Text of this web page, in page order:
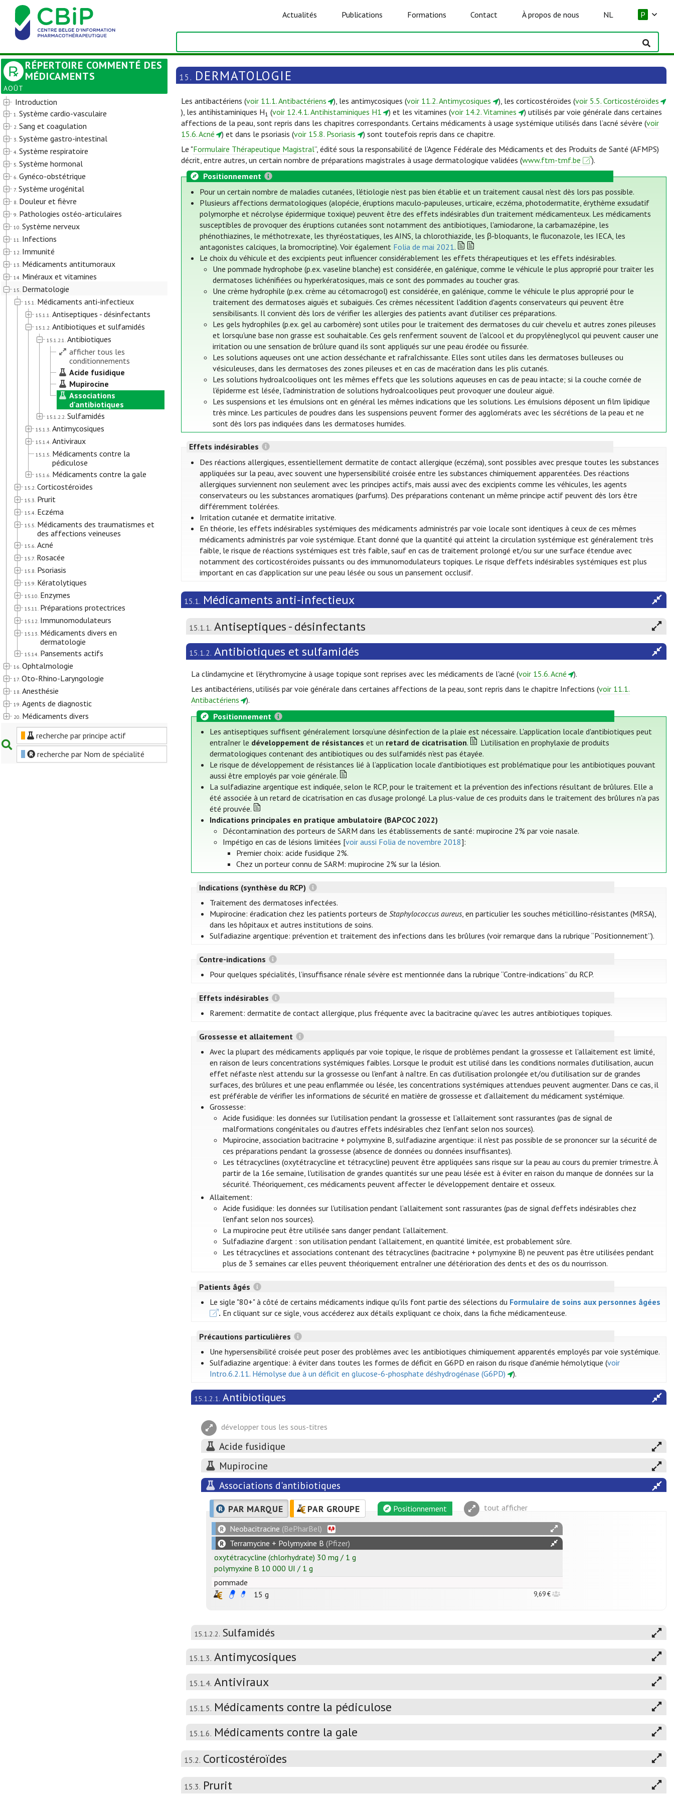
Actualités Publications Formations Contact À propos de nous NL P
RÉPERTOIRE COMMENTÉ DES
MÉDICAMENTS
AOÛT
Introduction
1. Système cardio-vasculaire
2. Sang et coagulation
3. Système gastro-intestinal
4. Système respiratoire
5. Système hormonal
6. Gynéco-obstétrique
7. Système urogénital
8. Douleur et fièvre
9. Pathologies ostéo-articulaires
10. Système nerveux
11. Infections
12. Immunité
13. Médicaments antitumoraux
14. Minéraux et vitamines
15. Dermatologie
15.1. Médicaments anti-infectieux
15.1.1. Antiseptiques - désinfectants
15.1.2. Antibiotiques et sulfamidés
15.1.2.1. Antibiotiques
afficher tous les
conditionnements
Acide fusidique
Mupirocine
Associations
d'antibiotiques
15.1.2.2. Sulfamidés
15.1.3. Antimycosiques
15.1.4. Antiviraux
15.1.5. Médicaments contre la
pédiculose
15.1.6. Médicaments contre la gale
15.2. Corticostéroïdes
15.3. Prurit
15.4. Eczéma
15.5. Médicaments des traumatismes et
des affections veineuses
15.6. Acné
15.7. Rosacée
15.8. Psoriasis
15.9. Kératolytiques
15.10. Enzymes
15.11. Préparations protectrices
15.12. Immunomodulateurs
15.13. Médicaments divers en
dermatologie
15.14. Pansements actifs
16. Ophtalmologie
17. Oto-Rhino-Laryngologie
18. Anesthésie
19. Agents de diagnostic
20. Médicaments divers
recherche par principe actif
recherche par Nom de spécialité
15. DERMATOLOGIE
Les antibactériens (voir 11.1. Antibactériens ), les antimycosiques (voir 11.2. Antimycosiques ), les corticostéroïdes (voir 5.5. Corticostéroïdes
), les antihistaminiques H1 (voir 12.4.1. Antihistaminiques H1 ) et les vitamines (voir 14.2. Vitamines
) utilisés par voie générale dans certaines
affections de la peau, sont repris dans les chapitres correspondants. Certains médicaments à usage systémique utilisés dans l’acné sévère (voir
15.6. Acné
) et dans le psoriasis (voir 15.8. Psoriasis
) sont toutefois repris dans ce chapitre.
Le "Formulaire Thérapeutique Magistral”, édité sous la responsabilité de l’Agence Fédérale des Médicaments et des Produits de Santé (AFMPS)
décrit, entre autres, un certain nombre de préparations magistrales à usage dermatologique validées (www.ftm-tmf.be
).
Positionnement
Pour un certain nombre de maladies cutanées, l'étiologie n’est pas bien établie et un traitement causal n'est dès lors pas possible.
Plusieurs affections dermatologiques (alopécie, éruptions maculo-papuleuses, urticaire, eczéma, photodermatite, érythème exsudatif
polymorphe et nécrolyse épidermique toxique) peuvent être des effets indésirables d'un traitement médicamenteux. Les médicaments
susceptibles de provoquer des éruptions cutanées sont notamment des antibiotiques, l'amiodarone, la carbamazépine, les
phénothiazines, le méthotrexate, les thyréostatiques, les AINS, la chlorothiazide, les β-bloquants, le fluconazole, les IECA, les
antagonistes calciques, la bromocriptine). Voir également Folia de mai 2021.
Le choix du véhicule et des excipients peut influencer considérablement les effets thérapeutiques et les effets indésirables.
Une pommade hydrophobe (p.ex. vaseline blanche) est considérée, en galénique, comme le véhicule le plus approprié pour traiter les
dermatoses lichénifiées ou hyperkératosiques, mais ce sont des pommades au toucher gras.
Une crème hydrophile (p.ex. crème au cétomacrogol) est considérée, en galénique, comme le véhicule le plus approprié pour le
traitement des dermatoses aiguës et subaiguës. Ces crèmes nécessitent l'addition d'agents conservateurs qui peuvent être
sensibilisants. Il convient dès lors de vérifier les allergies des patients avant d’utiliser ces préparations.
Les gels hydrophiles (p.ex. gel au carbomère) sont utiles pour le traitement des dermatoses du cuir chevelu et autres zones pileuses
et lorsqu'une base non grasse est souhaitable. Ces gels renferment souvent de l'alcool et du propylèneglycol qui peuvent causer une
irritation ou une sensation de brûlure quand ils sont appliqués sur une peau érodée ou fissurée.
Les solutions aqueuses ont une action desséchante et rafraîchissante. Elles sont utiles dans les dermatoses bulleuses ou
vésiculeuses, dans les dermatoses des zones pileuses et en cas de macération dans les plis cutanés.
Les solutions hydroalcooliques ont les mêmes effets que les solutions aqueuses en cas de peau intacte; si la couche cornée de
l'épiderme est lésée, l'administration de solutions hydroalcooliques peut provoquer une douleur aiguë.
Les suspensions et les émulsions ont en général les mêmes indications que les solutions. Les émulsions déposent un film lipidique
très mince. Les particules de poudres dans les suspensions peuvent former des agglomérats avec les sécrétions de la peau et ne
sont dès lors pas indiquées dans les dermatoses humides.
Effets indésirables
Des réactions allergiques, essentiellement dermatite de contact allergique (eczéma), sont possibles avec presque toutes les substances
appliquées sur la peau, avec souvent une hypersensibilité croisée entre les substances chimiquement apparentées. Des réactions
allergiques surviennent non seulement avec les principes actifs, mais aussi avec des excipients comme les véhicules, les agents
conservateurs ou les substances aromatiques (parfums). Des préparations contenant un même principe actif peuvent dès lors être
différemment tolérées.
Irritation cutanée et dermatite irritative.
En théorie, les effets indésirables systémiques des médicaments administrés par voie locale sont identiques à ceux de ces mêmes
médicaments administrés par voie systémique. Etant donné que la quantité qui atteint la circulation systémique est généralement très
faible, le risque de réactions systémiques est très faible, sauf en cas de traitement prolongé et/ou sur une surface étendue avec
notamment des corticostéroïdes puissants ou des immunomodulateurs topiques. Le risque d'effets indésirables systémiques est plus
important en cas d’application sur une peau lésée ou sous un pansement occlusif.
15.1. Médicaments anti-infectieux
15.1.1. Antiseptiques - désinfectants
15.1.2. Antibiotiques et sulfamidés
La clindamycine et l'érythromycine à usage topique sont reprises avec les médicaments de l'acné (voir 15.6. Acné
).
Les antibactériens, utilisés par voie générale dans certaines affections de la peau, sont repris dans le chapitre Infections (voir 11.1.
Antibactériens
).
Positionnement
Les antiseptiques suffisent généralement lorsqu’une désinfection de la plaie est nécessaire. L'application locale d'antibiotiques peut
entraîner le développement de résistances et un retard de cicatrisation.
L'utilisation en prophylaxie de produits
dermatologiques contenant des antibiotiques ou des sulfamidés n'est pas étayée.
Le risque de développement de résistances lié à l’application locale d’antibiotiques est problématique pour les antibiotiques pouvant
aussi être employés par voie générale.
La sulfadiazine argentique est indiquée, selon le RCP, pour le traitement et la prévention des infections résultant de brûlures. Elle a
été associée à un retard de cicatrisation en cas d’usage prolongé. La plus-value de ces produits dans le traitement des brûlures n'a pas
été prouvée.
Indications principales en pratique ambulatoire (BAPCOC 2022)
Décontamination des porteurs de SARM dans les établissements de santé: mupirocine 2% par voie nasale.
Impétigo en cas de lésions limitées [voir aussi Folia de novembre 2018]:
Premier choix: acide fusidique 2%.
Chez un porteur connu de SARM: mupirocine 2% sur la lésion.
Indications (synthèse du RCP)
Traitement des dermatoses infectées.
Mupirocine: éradication chez les patients porteurs deStaphylococcus aureus, en particulier les souches méticillino-résistantes (MRSA),
dans les hôpitaux et autres institutions de soins.
Sulfadiazine argentique: prévention et traitement des infections dans les brûlures (voir remarque dans la rubrique “Positionnement”).
Contre-indications
Pour quelques spécialités, l’insuffisance rénale sévère est mentionnée dans la rubrique “Contre-indications” du RCP.
Effets indésirables
Rarement: dermatite de contact allergique, plus fréquente avec la bacitracine qu’avec les autres antibiotiques topiques.
Grossesse et allaitement
Avec la plupart des médicaments appliqués par voie topique, le risque de problèmes pendant la grossesse et l'allaitement est limité,
en raison de leurs concentrations systémiques faibles. Lorsque le produit est utilisé dans les conditions normales d'utilisation, aucun
effet néfaste n'est attendu sur la grossesse ou l'enfant à naître. En cas d’utilisation prolongée et/ou d’utilisation sur de grandes
surfaces, des brûlures et une peau enflammée ou lésée, les concentrations systémiques attendues peuvent augmenter. Dans ce cas, il
est préférable de vérifier les informations de sécurité en matière de grossesse et d’allaitement du médicament systémique.
Grossesse:
Acide fusidique: les données sur l'utilisation pendant la grossesse et l’allaitement sont rassurantes (pas de signal de
malformations congénitales ou d’autres effets indésirables chez l’enfant selon nos sources).
Mupirocine, association bacitracine + polymyxine B, sulfadiazine argentique: il n'est pas possible de se prononcer sur la sécurité de
ces préparations pendant la grossesse (absence de données ou données insuffisantes).
Les tétracyclines (oxytétracycline et tétracycline) peuvent être appliquées sans risque sur la peau au cours du premier trimestre. À
partir de la 16e semaine, l'utilisation de grandes quantités sur une peau lésée est à éviter en raison du manque de données sur la
sécurité. Théoriquement, ces médicaments peuvent affecter le développement dentaire et osseux.
Allaitement:
Acide fusidique: les données sur l'utilisation pendant l’allaitement sont rassurantes (pas de signal d’effets indésirables chez
l’enfant selon nos sources).
La mupirocine peut être utilisée sans danger pendant l’allaitement.
Sulfadiazine d’argent : son utilisation pendant l’allaitement, en quantité limitée, est probablement sûre.
Les tétracyclines et associations contenant des tétracyclines (bacitracine + polymyxine B) ne peuvent pas être utilisées pendant
plus de 3 semaines car elles peuvent théoriquement entraîner une détérioration des dents et des os du nourrisson.
Patients âgés
Le sigle "80+" à côté de certains médicaments indique qu'ils font partie des sélections du Formulaire de soins aux personnes âgées
. En cliquant sur ce sigle, vous accéderez aux détails expliquant ce choix, dans la fiche médicamenteuse.
Précautions particulières
Une hypersensibilité croisée peut poser des problèmes avec les antibiotiques chimiquement apparentés employés par voie systémique.
Sulfadiazine argentique: à éviter dans toutes les formes de déficit en G6PD en raison du risque d'anémie hémolytique (voir
Intro.6.2.11. Hémolyse due à un déficit en glucose-6-phosphate déshydrogénase (G6PD)
).
15.1.2.1. Antibiotiques
développer tous les sous-titres
Acide fusidique
Mupirocine
Associations d'antibiotiques
PAR MARQUE PAR GROUPE Positionnement tout afficher
Neobacitracine (BePharBel)
Terramycine + Polymyxine B (Pfizer)
oxytétracycline (chlorhydrate) 30 mg / 1 g
polymyxine B 10 000 UI / 1 g
pommade
15 g
9,69 €
15.1.2.2. Sulfamidés
15.1.3. Antimycosiques
15.1.4. Antiviraux
15.1.5. Médicaments contre la pédiculose
15.1.6. Médicaments contre la gale
15.2. Corticostéroïdes
15.3. Prurit